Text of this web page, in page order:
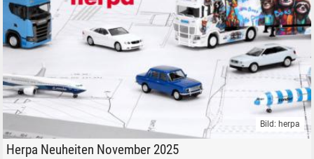
Herpa Fahrzeuge Flugzeuge Auto Modelle LKW PKW
Bild: herpa
Herpa Neuheiten November 2025